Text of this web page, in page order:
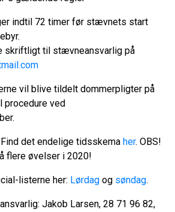
indtil 72 timer før stævnets start
skriftligt til stævneansvarlig på
vil blive tildelt dommerpligter på
procedure ved
Find det endelige tidsskema her. OBS!
flere øvelser i 2020!
listerne her: Lørdag og søndag.
Jakob Larsen, 28 71 96 82,